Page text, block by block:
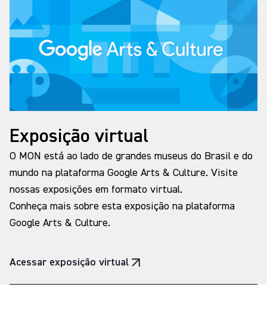
Exposição virtual
O MON está ao lado de grandes museus do Brasil e do
mundo na plataforma Google Arts & Culture. Visite
nossas exposições em formato virtual.
Conheça mais sobre esta exposição na plataforma
Google Arts & Culture.
Acessar exposição virtual